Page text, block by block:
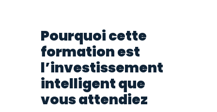
Pourquoi cette
formation est
l’investissement
intelligent que
vous attendiez